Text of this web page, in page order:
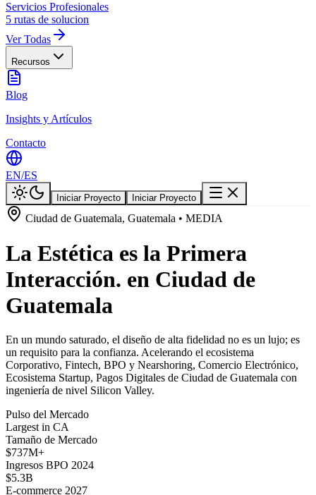
Servicios Profesionales
5 rutas de solucion
Ver Todas
Recursos
Blog
Insights y Artículos
Contacto
EN/ES
Iniciar Proyecto Iniciar Proyecto
Ciudad de Guatemala, Guatemala • MEDIA
La Estética es la Primera
Interacción. en Ciudad de
Guatemala
En un mundo saturado, el diseño de alta fidelidad no es un lujo; es
un requisito para la confianza. Acelerando el ecosistema
Corporativo, Fintech, BPO y Nearshoring, Comercio Electrónico,
Ecosistema Startup, Pagos Digitales de Ciudad de Guatemala con
ingeniería de nivel Silicon Valley.
Pulso del Mercado
Largest in CA
Tamaño de Mercado
$737M+
Ingresos BPO 2024
$5.3B
E-commerce 2027